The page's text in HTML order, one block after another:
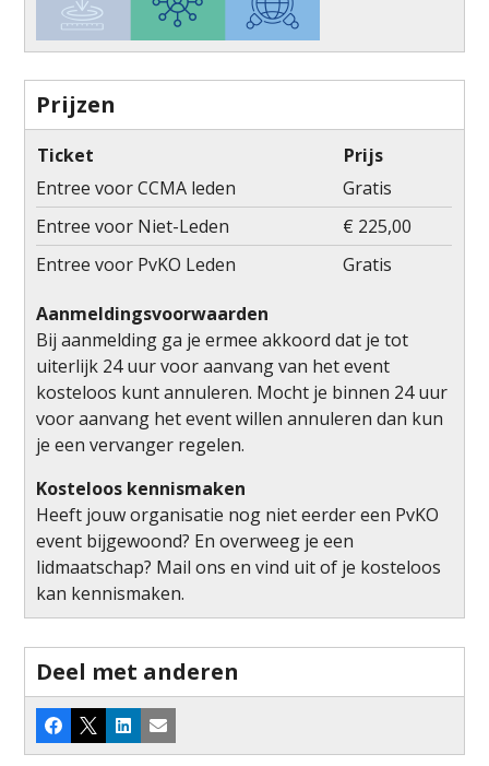
Prijzen
Ticket
Prijs
Entree voor CCMA leden
Gratis
Entree voor Niet-Leden
€ 225,00
Entree voor PvKO Leden
Gratis
Aanmeldingsvoorwaarden
Bij aanmelding ga je ermee akkoord dat je tot
uiterlijk 24 uur voor aanvang van het event
kosteloos kunt annuleren. Mocht je binnen 24 uur
voor aanvang het event willen annuleren dan kun
je een vervanger regelen.
Kosteloos kennismaken
Heeft jouw organisatie nog niet eerder een PvKO
event bijgewoond? En overweeg je een
lidmaatschap? Mail ons en vind uit of je kosteloos
kan kennismaken.
Deel met anderen
Facebook
X LinkedInE-mail